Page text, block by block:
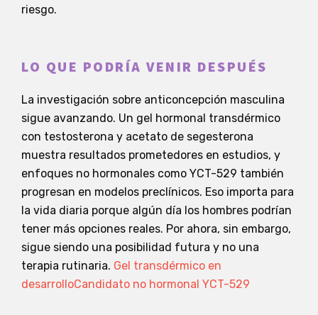
riesgo.
LO QUE PODRÍA VENIR DESPUÉS
La investigación sobre anticoncepción masculina
sigue avanzando. Un gel hormonal transdérmico
con testosterona y acetato de segesterona
muestra resultados prometedores en estudios, y
enfoques no hormonales como YCT-529 también
progresan en modelos preclínicos. Eso importa para
la vida diaria porque algún día los hombres podrían
tener más opciones reales. Por ahora, sin embargo,
sigue siendo una posibilidad futura y no una
terapia rutinaria. Gel transdérmico en
desarrolloCandidato no hormonal YCT-529